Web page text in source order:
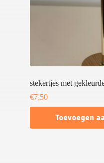
stekertjes met
€7,50
Toevoegen